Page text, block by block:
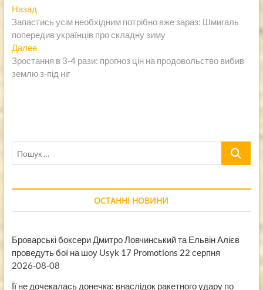
Навигация
по
записям
НазадПредыдущая
запись:
Запастись усім необхідним потрібно вже зараз: Шмигаль
попередив українців про складну зиму
ДалееСледующая
запись:
Зростання в 3-4 рази: прогноз цін на продовольство вибив
землю з-під ніг
Пошук
ОСТАННІ НОВИНИ
Броварські боксери Дмитро Ловчинський та Ельвін Алієв
проведуть бої на шоу Usyk 17 Promotions 22 серпня
2026-08-08
Її не дочекалась донечка: внаслідок ракетного удару по